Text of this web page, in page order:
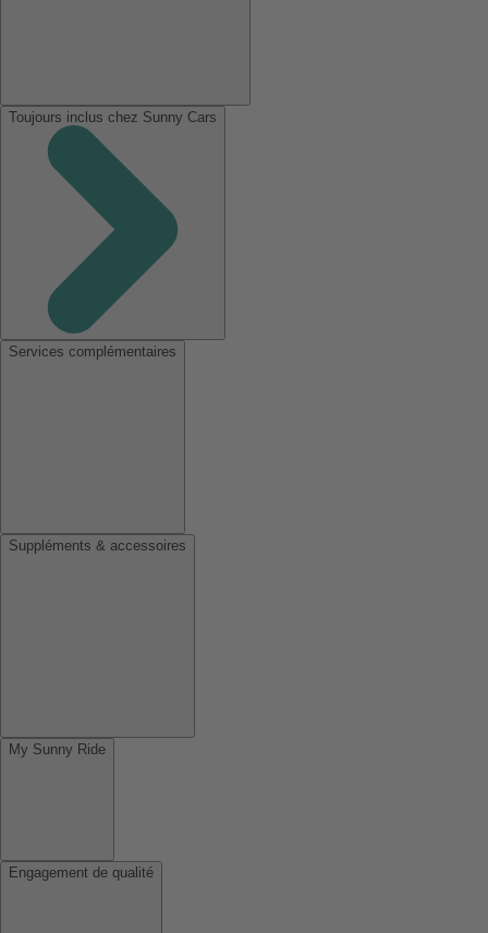
Toujours inclus chez Sunny Cars
Services complémentaires
Suppléments & accessoires
My Sunny Ride
Engagement de qualité